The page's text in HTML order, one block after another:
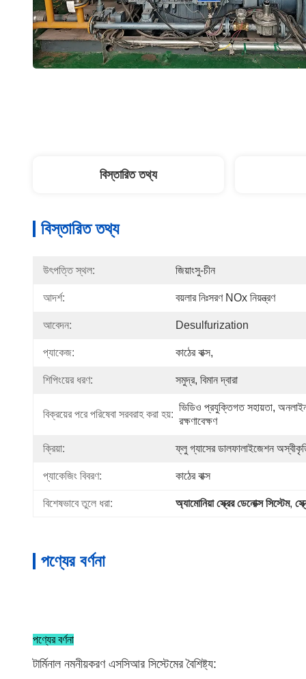
বিস্তারিত তথ্য
বিস্তারিত তথ্য
উৎপত্তি স্থল: জিয়াংসু-চীন
আদর্শ: বয়লার নিঃসরণ NOx নিয়ন্ত্রণ
আবেদন: Desulfurization
প্যাকেজ: কাঠের বাক্স,
শিপিংয়ের ধরণ: সমুদ্র, বিমান দ্বারা
বিক্রয়ের পরে পরিষেবা সরবরাহ করা হয়:
ভিডিও প্রযুক্তিগত সহায়তা, অনলাইন
রক্ষণাবেক্ষণ
ক্রিয়া: ফ্লু গ্যাসের ডালফালাইজেশন
প্যাকেজিং বিবরণ: কাঠের বাক্স
বিশেষভাবে তুলে ধরা: অ্যামোনিয়া স্ক্রের ডেনোক্স সিস্টেম,
পণ্যের বর্ণনা
পণ্যের বর্ণনা
টার্মিনাল নমনীয়করণ এসসিআর সিস্টেমের বৈশিষ্ট্য: